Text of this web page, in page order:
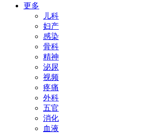
更多
儿科
妇产
感染
骨科
精神
泌尿
视频
疼痛
外科
五官
消化
血液